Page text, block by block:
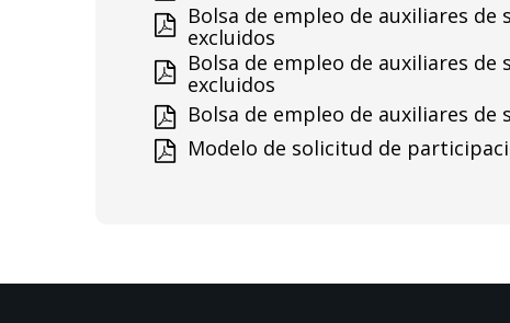
Bolsa de empleo de auxiliares
excluidos
Bolsa de empleo de auxiliares
excluidos
Bolsa de empleo de auxiliares
Modelo de solicitud de